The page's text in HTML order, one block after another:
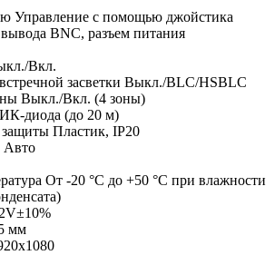
Управление с помощью джойстика
BNC, разъем питания
Вкл.
засветки Выкл./BLC/HSBLC
Выкл./Вкл. (4 зоны)
диода (до 20 м)
защиты Пластик, IP20
Авто
От -20 °С до +50 °С при влажности
мм